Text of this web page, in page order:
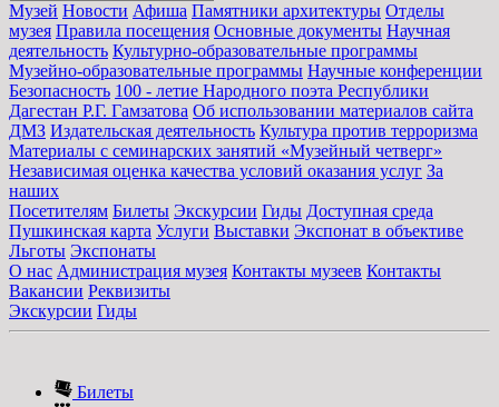
Музей Новости Афиша Памятники архитектуры Отделы
музея Правила посещения Основные документы Научная
деятельность Культурно-образовательные программы
Музейно-образовательные программы Научные конференции
Безопасность 100 - летие Народного поэта Республики
Дагестан Р.Г. Гамзатова Об использовании материалов сайта
ДМЗ Издательская деятельность Культура против терроризма
Материалы с семинарских занятий «Музейный четверг»
Независимая оценка качества условий оказания услуг За
наших
Посетителям Билеты Экскурсии Гиды Доступная среда
Пушкинская карта Услуги Выставки Экспонат в объективе
Льготы Экспонаты
О нас Администрация музея Контакты музеев Контакты
Вакансии Реквизиты
Экскурсии Гиды
Билеты